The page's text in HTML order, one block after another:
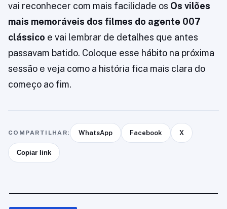
vai reconhecer com mais facilidade os Os vilões
mais memoráveis dos filmes do agente 007
clássico e vai lembrar de detalhes que antes
passavam batido. Coloque esse hábito na próxima
sessão e veja como a história fica mais clara do
começo ao fim.
COMPARTILHAR: WhatsApp Facebook X
Copiar link